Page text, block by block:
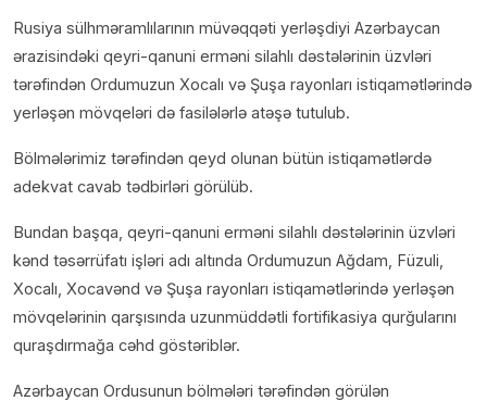
Rusiya sülhməramlılarının müvəqqəti yerləşdiyi Azərbaycan
ərazisindəki qeyri-qanuni erməni silahlı dəstələrinin üzvləri
tərəfindən Ordumuzun Xocalı və Şuşa rayonları istiqamətlərində
yerləşən mövqeləri də fasilələrlə atəşə tutulub.
Bölmələrimiz tərəfindən qeyd olunan bütün istiqamətlərdə
adekvat cavab tədbirləri görülüb.
Bundan başqa, qeyri-qanuni erməni silahlı dəstələrinin üzvləri
kənd təsərrüfatı işləri adı altında Ordumuzun Ağdam, Füzuli,
Xocalı, Xocavənd və Şuşa rayonları istiqamətlərində yerləşən
mövqelərinin qarşısında uzunmüddətli fortifikasiya qurğularını
quraşdırmağa cəhd göstəriblər.
Azərbaycan Ordusunun bölmələri tərəfindən görülən